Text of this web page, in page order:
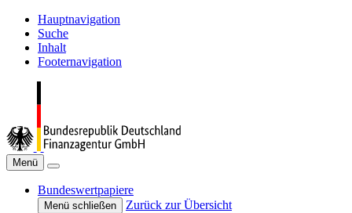
Hauptnavigation
Suche
Inhalt
Footernavigation
Menü
Bundeswertpapiere
Menü schließen
Zurück zur Übersicht